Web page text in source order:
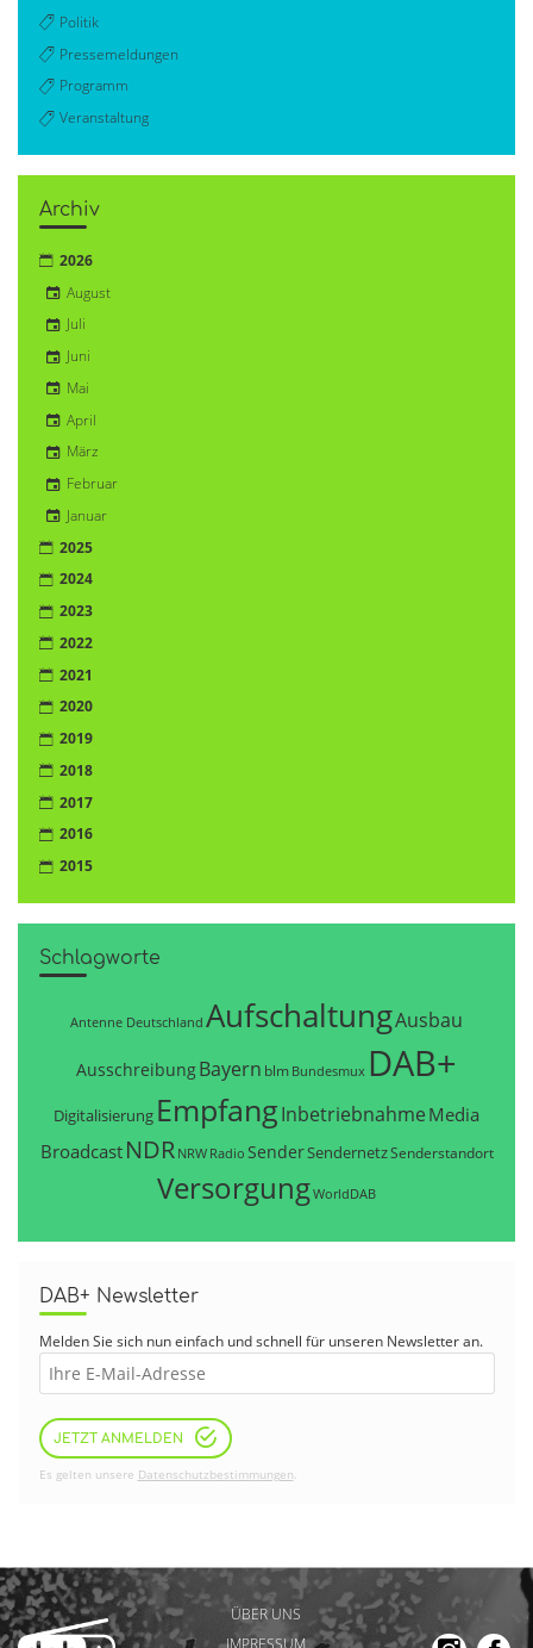
Politik
Pressemeldungen
Programm
Veranstaltung
Archiv
2026
August
Juli
Juni
Mai
April
März
Februar
Januar
2025
2024
2023
2022
2021
2020
2019
2018
2017
2016
2015
Schlagworte
Antenne Deutschland AufschaltungAusbau
AusschreibungBayern blm Bundesmux DAB+
Digitalisierung EmpfangInbetriebnahme Media
Broadcast NDR NRW Radio SenderSendernetzSenderstandort
VersorgungWorldDAB
DAB+ Newsletter
Melden Sie sich nun einfach und schnell für unseren Newsletter an.
JETZT ANMELDEN
Es gelten unsere Datenschutzbestimmungen
ÜBER UNS
IMPRESSUM